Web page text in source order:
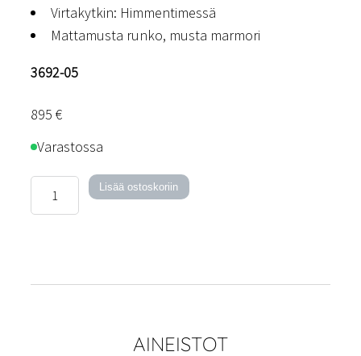
Virtakytkin: Himmentimessä
Mattamusta runko, musta marmori
3692-05
895 €
Varastossa
LED
Lisää ostoskoriin
AINEISTOT